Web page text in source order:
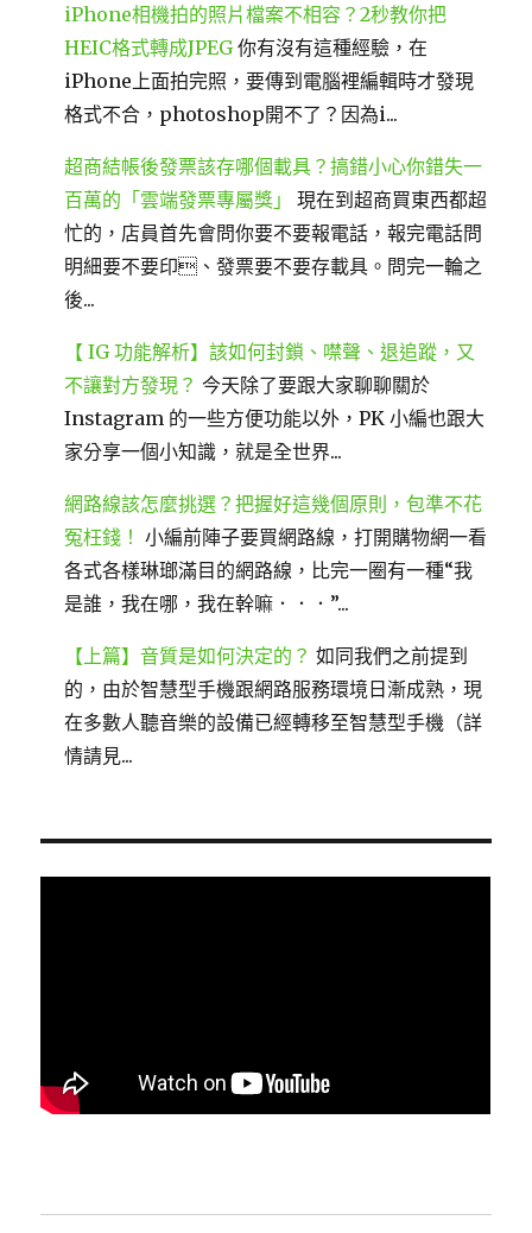
iPhone相機拍的照片檔案不相容？2秒教你把
HEIC格式轉成JPEG 你有沒有這種經驗，在
iPhone上面拍完照，要傳到電腦裡編輯時才發現
格式不合，photoshop開不了？因為i...
超商結帳後發票該存哪個載具？搞錯小心你錯失一
百萬的「雲端發票專屬獎」
現在到超商買東西都超
忙的，店員首先會問你要不要報電話，報完電話問
明細要不要印、發票要不要存載具。問完一輪之
後...
【 IG 功能解析】該如何封鎖、噤聲、退追蹤，又
不讓對方發現？ 今天除了要跟大家聊聊關於
Instagram 的一些方便功能以外，PK 小編也跟大
家分享一個小知識，就是全世界...
網路線該怎麼挑選？把握好這幾個原則，包準不花
冤枉錢！ 小編前陣子要買網路線，打開購物網一看
各式各樣琳瑯滿目的網路線，比完一圈有一種“我
是誰，我在哪，我在幹嘛．．．”...
【上篇】音質是如何決定的？ 如同我們之前提到
的，由於智慧型手機跟網路服務環境日漸成熟，現
在多數人聽音樂的設備已經轉移至智慧型手機（詳
情請見...